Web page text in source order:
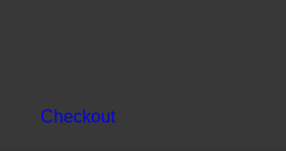
Checkout